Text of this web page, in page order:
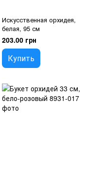
Искусственная орхидея,
белая, 95 см
203.00 грн
Купить